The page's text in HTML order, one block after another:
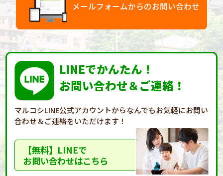
メールフォームからのお問い合わせ
LINEでかんたん！
お問い合わせ＆ご連絡！
マルコシLINE公式アカウントからなんでもお気軽にお問い
合わせ＆ご連絡をいただけます！
【無料】LINEで
お問い合わせはこちら